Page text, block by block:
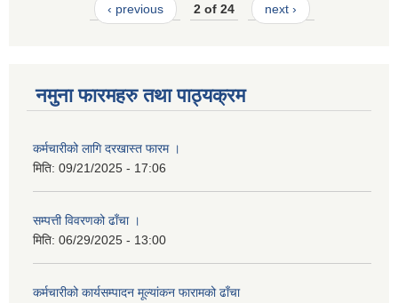
‹ previous 2 of 24 next ›
नमुना फारमहरु तथा पाठ्यक्रम
कर्मचारीको लागि दरखास्त फारम ।
मिति: 09/21/2025 - 17:06
सम्पत्ती विवरणको ढाँचा ।
मिति: 06/29/2025 - 13:00
कर्मचारीको कार्यसम्पादन मूल्यांकन फारामको ढाँचा